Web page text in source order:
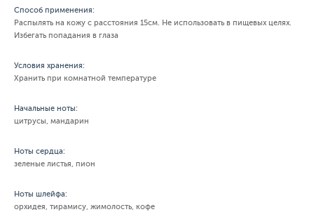
Способ применения:
Распылять на кожу с расстояния 15см. Не использовать в пищевых целях.
Избегать попадания в глаза
Условия хранения:
Хранить при комнатной температуре
Начальные ноты:
цитрусы, мандарин
Ноты сердца:
зеленые листья, пион
Ноты шлейфа:
орхидея, тирамису, жимолость, кофе